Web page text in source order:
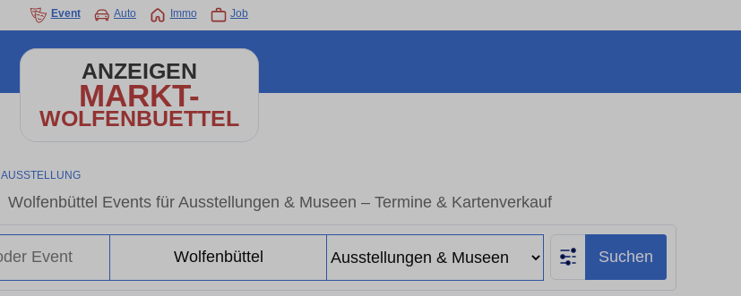
Event Auto Immo Job
ANZEIGEN
MARKT-
WOLFENBUETTEL
AUSSTELLUNG
Wolfenbüttel Events für Ausstellungen & Museen – Termine & Kartenverkauf
Suchen